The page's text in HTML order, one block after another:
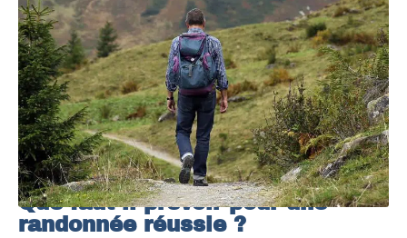
Que faut-il prévoir pour une
randonnée réussie ?